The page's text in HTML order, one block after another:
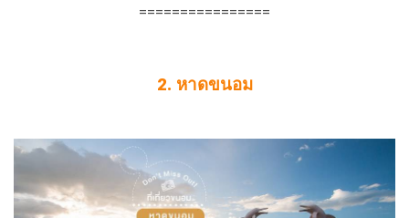
================
2. หาดขนอม